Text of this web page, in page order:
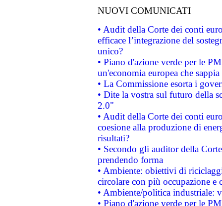
NUOVI COMUNICATI
• Audit della Corte dei conti
efficace l’integrazione del
unico?
• Piano d'azione verde per le
un'economia europea che
• La Commissione esorta i
• Dite la vostra sul futuro della
2.0"
• Audit della Corte dei conti
coesione alla produzione di
risultati?
• Secondo gli auditor della
prendendo forma
• Ambiente: obiettivi di
circolare con più occupazione e
• Ambiente/politica industriale:
• Piano d'azione verde per le